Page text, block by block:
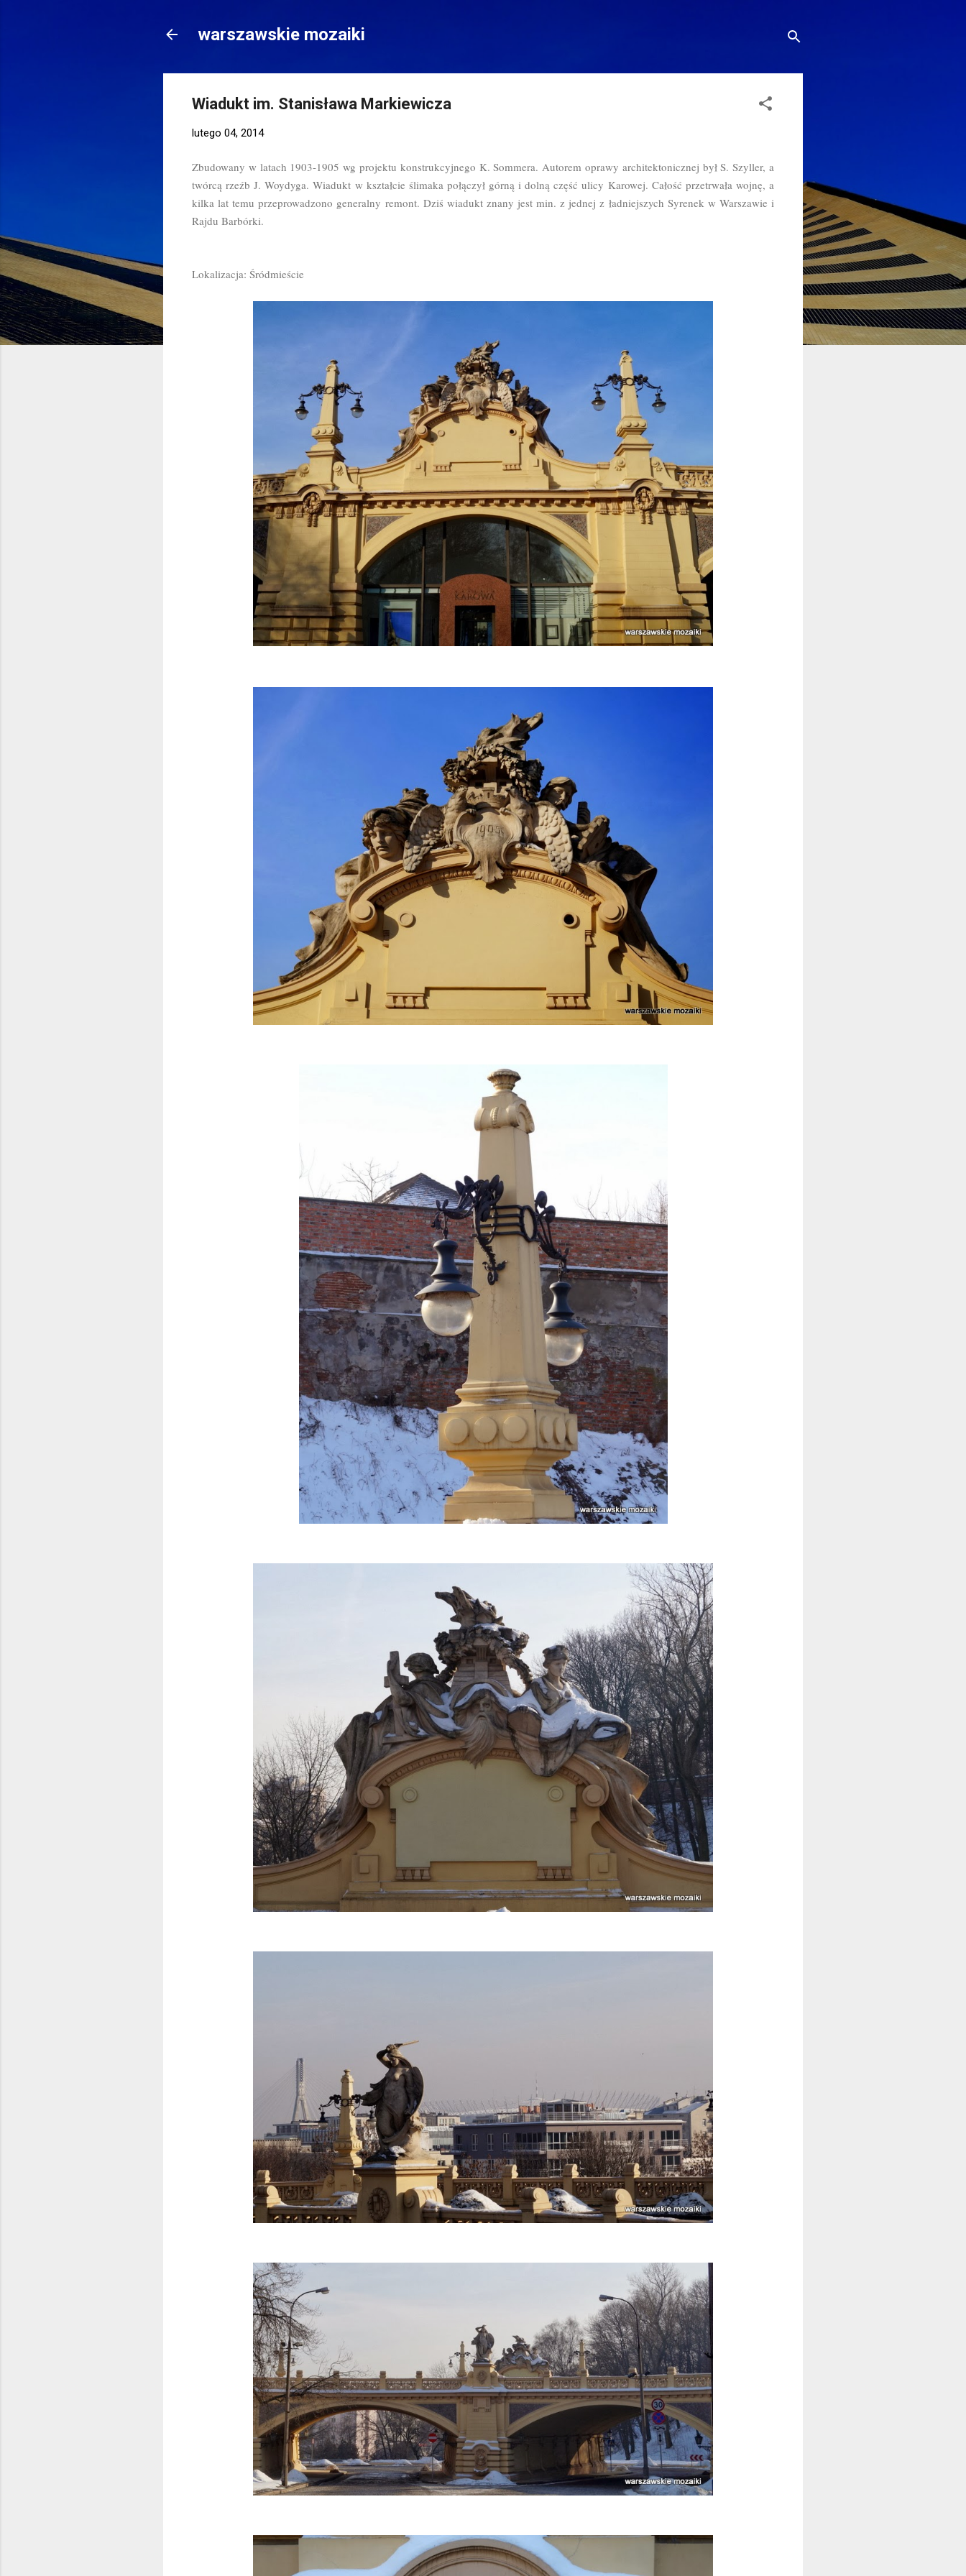
warszawskie mozaiki
Wiadukt im. Stanisława Markiewicza
lutego 04, 2014
Zbudowany w latach 1903-1905 wg projektu konstrukcyjnego K. Sommera. Autorem oprawy architektonicznej był S. Szyller, a
twórcą rzeźb J. Woydyga. Wiadukt w kształcie ślimaka połączył górną i dolną część ulicy Karowej. Całość przetrwała wojnę, a
kilka lat temu przeprowadzono generalny remont. Dziś wiadukt znany jest min. z jednej z ładniejszych Syrenek w Warszawie i
Rajdu Barbórki.
Lokalizacja: Śródmieście